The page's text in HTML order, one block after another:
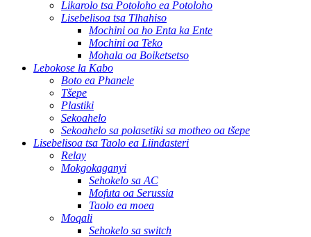
Likarolo tsa Potoloho ea Potoloho
Lisebelisoa tsa Tlhahiso
Mochini oa ho Enta ka Ente
Mochini oa Teko
Mohala oa Boiketsetso
Lebokose la Kabo
Boto ea Phanele
Tšepe
Plastiki
Sekoahelo
Sekoahelo sa polasetiki sa motheo oa tšepe
Lisebelisoa tsa Taolo ea Liindasteri
Relay
Mokgokaganyi
Sehokelo sa AC
Mofuta oa Serussia
Taolo ea moea
Moqali
Sehokelo sa switch